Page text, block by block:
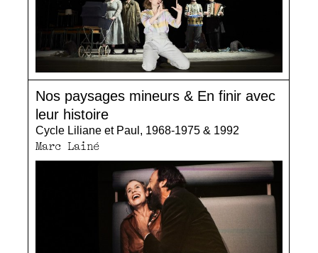
Nos paysages mineurs & En finir avec
leur histoire
Cycle Liliane et Paul, 1968-1975 & 1992
Marc Lainé